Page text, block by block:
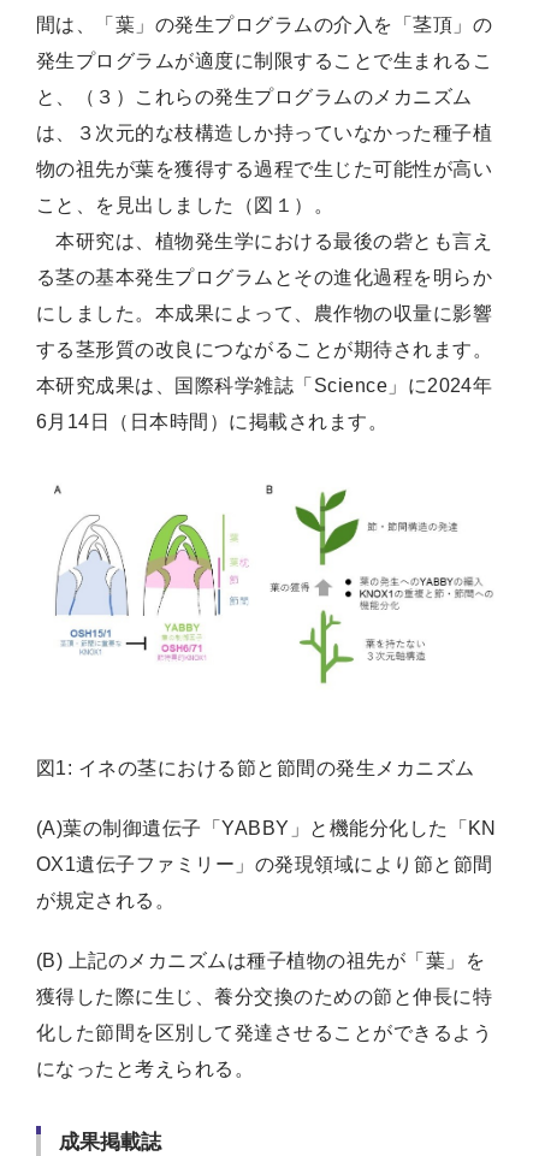
間は、「葉」の発生プログラムの介入を「茎頂」の
発生プログラムが適度に制限することで生まれるこ
と、（３）これらの発生プログラムのメカニズム
は、３次元的な枝構造しか持っていなかった種子植
物の祖先が葉を獲得する過程で生じた可能性が高い
こと、を見出しました（図１）。
本研究は、植物発生学における最後の砦とも言え
る茎の基本発生プログラムとその進化過程を明らか
にしました。本成果によって、農作物の収量に影響
する茎形質の改良につながることが期待されます。
本研究成果は、国際科学雑誌「Science」に2024年
6月14日（日本時間）に掲載されます。
図1: イネの茎における節と節間の発生メカニズム
(A)葉の制御遺伝子「YABBY」と機能分化した「KN
OX1遺伝子ファミリー」の発現領域により節と節間
が規定される。
(B) 上記のメカニズムは種子植物の祖先が「葉」を
獲得した際に生じ、養分交換のための節と伸長に特
化した節間を区別して発達させることができるよう
になったと考えられる。
成果掲載誌